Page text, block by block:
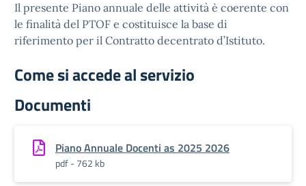
Il presente Piano annuale delle attività è coerente con
le finalità del PTOF e costituisce la base di
riferimento per il Contratto decentrato d’Istituto.
Come si accede al servizio
Documenti
Piano Annuale Docenti as 2025 2026
pdf - 762 kb